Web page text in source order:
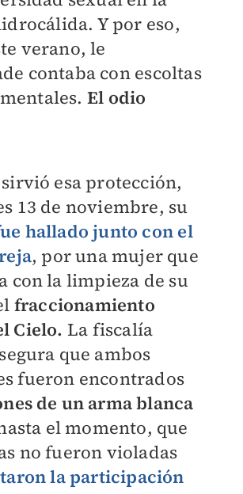
Y por eso,
verano, le
contaba con escoltas
El odio
esa protección,
13 de noviembre, su
hallado junto con el
, por una mujer que
con la limpieza de su
fraccionamiento
Cielo. La fiscalía
que ambos
fueron encontrados
de un arma blanca
el momento, que
no fueron violadas
la participación